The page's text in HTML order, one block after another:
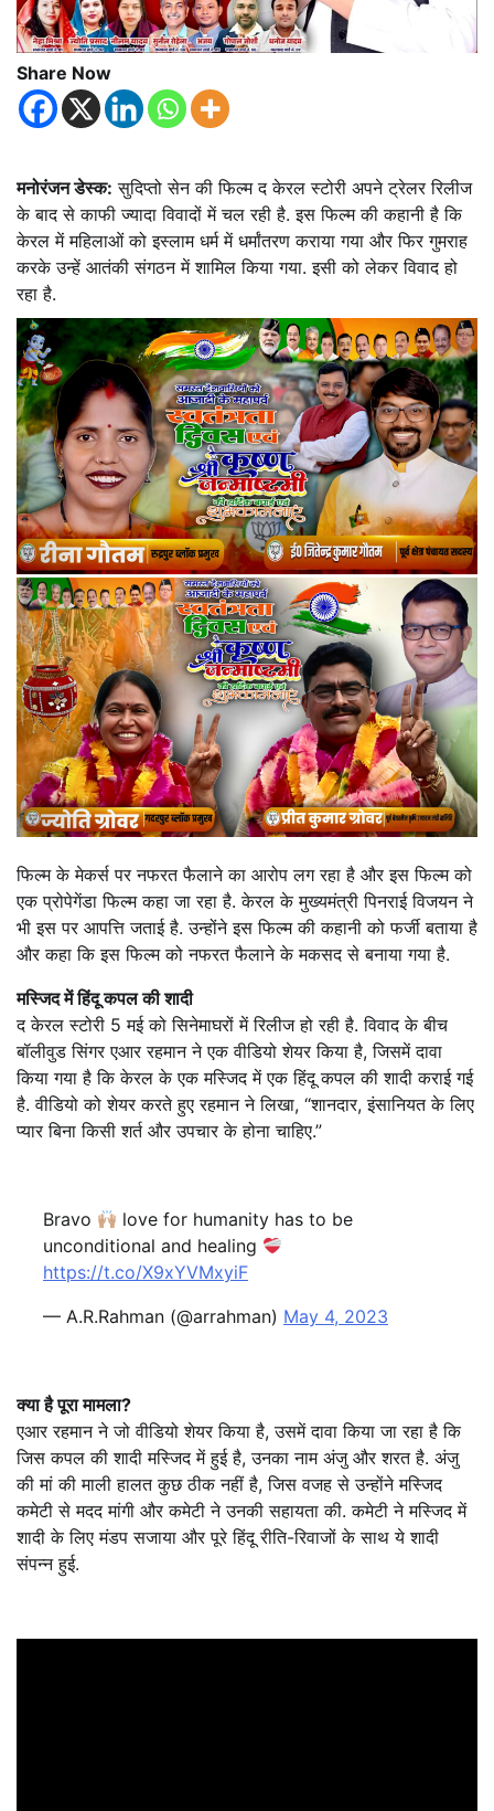
Share Now
मनोरंजन डेस्क: सुदिप्तो सेन की फिल्म द केरल स्टोरी अपने ट्रेलर रिलीज
के बाद से काफी ज्यादा विवादों में चल रही है. इस फिल्म की कहानी है कि
केरल में महिलाओं को इस्लाम धर्म में धर्मांतरण कराया गया और फिर गुमराह
करके उन्हें आतंकी संगठन में शामिल किया गया. इसी को लेकर विवाद हो
रहा है.
फिल्म के मेकर्स पर नफरत फैलाने का आरोप लग रहा है और इस फिल्म को
एक प्रोपेगेंडा फिल्म कहा जा रहा है. केरल के मुख्यमंत्री पिनराई विजयन ने
भी इस पर आपत्ति जताई है. उन्होंने इस फिल्म की कहानी को फर्जी बताया है
और कहा कि इस फिल्म को नफरत फैलाने के मकसद से बनाया गया है.
मस्जिद में हिंदू कपल की शादी
द केरल स्टोरी 5 मई को सिनेमाघरों में रिलीज हो रही है. विवाद के बीच
बॉलीवुड सिंगर एआर रहमान ने एक वीडियो शेयर किया है, जिसमें दावा
किया गया है कि केरल के एक मस्जिद में एक हिंदू कपल की शादी कराई गई
है. वीडियो को शेयर करते हुए रहमान ने लिखा, “शानदार, इंसानियत के लिए
प्यार बिना किसी शर्त और उपचार के होना चाहिए.”
Bravo
love for humanity has to be
unconditional and healing
https://t.co/X9xYVMxyiF
— A.R.Rahman (@arrahman) May 4, 2023
क्या है पूरा मामला?
एआर रहमान ने जो वीडियो शेयर किया है, उसमें दावा किया जा रहा है कि
जिस कपल की शादी मस्जिद में हुई है, उनका नाम अंजु और शरत है. अंजु
की मां की माली हालत कुछ ठीक नहीं है, जिस वजह से उन्होंने मस्जिद
कमेटी से मदद मांगी और कमेटी ने उनकी सहायता की. कमेटी ने मस्जिद में
शादी के लिए मंडप सजाया और पूरे हिंदू रीति-रिवाजों के साथ ये शादी
संपन्न हुई.